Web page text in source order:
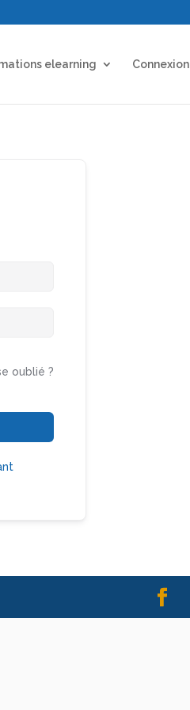
elearning Connexion
oublié ?